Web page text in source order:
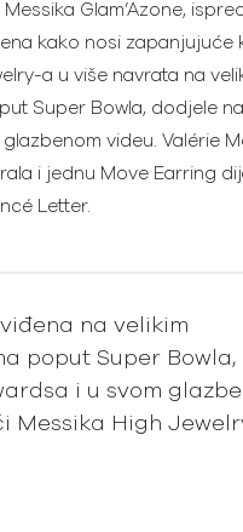
Glam’Azone,
kako nosi zapanjujuće
a u više navrata na
Super Bowla, dodjele
videu. Valérie
i jednu Move Earring
Letter.
na velikim
poput Super Bowla,
i u svom
Messika High